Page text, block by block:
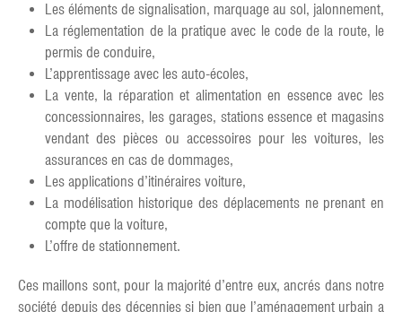
Les éléments de signalisation, marquage au sol, jalonnement,
La réglementation de la pratique avec le code de la route, le
permis de conduire,
L’apprentissage avec les auto-écoles,
La vente, la réparation et alimentation en essence avec les
concessionnaires, les garages, stations essence et magasins
vendant des pièces ou accessoires pour les voitures, les
assurances en cas de dommages,
Les applications d’itinéraires voiture,
La modélisation historique des déplacements ne prenant en
compte que la voiture,
L’offre de stationnement.
Ces maillons sont, pour la majorité d’entre eux, ancrés dans notre
société depuis des décennies si bien que l’aménagement urbain a